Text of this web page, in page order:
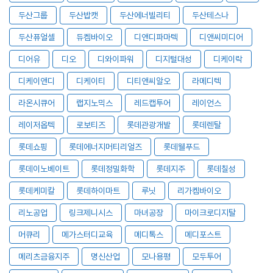
두산그룹 두산밥캣 두산에너빌리티 두산테스나
두산퓨얼셀 듀켐바이오 디앤디파마텍 디앤씨미디어
디어유 디오 디와이파워 디지털대성 디케이락
디케이앤디 디케이티 디티앤씨알오 라메디텍
라온시큐어 랩지노믹스 레드캡투어 레이언스
레이저옵텍 로보티즈 롯데관광개발 롯데렌탈
롯데쇼핑 롯데에너지머티리얼즈 롯데웰푸드
롯데이노베이트 롯데정밀화학 롯데지주 롯데칠성
롯데케미칼 롯데하이마트 루닛 리가켐바이오
리노공업 링크제니시스 마녀공장 마이크로디지탈
머큐리 메가스터디교육 메디톡스 메디포스트
메리츠금융지주 명신산업 모나용평 모두투어